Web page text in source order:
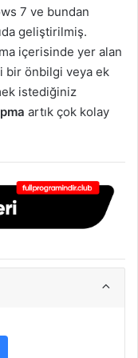
7 ve bundan
geliştirilmiş.
içerisinde yer alan
bir önbilgi veya ek
istediğiniz
artık çok kolay